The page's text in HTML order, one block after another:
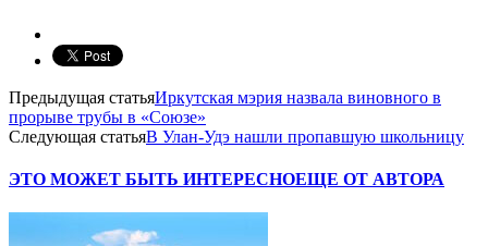
Предыдущая статьяИркутская мэрия назвала виновного в
прорыве трубы в «Союзе»
Следующая статьяВ Улан-Удэ нашли пропавшую школьницу
ЭТО МОЖЕТ БЫТЬ ИНТЕРЕСНОЕЩЕ ОТ АВТОРА